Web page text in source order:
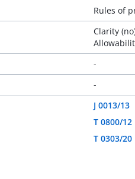
Rules of
Clarity
-
-
J 0013/13
T 0800/12
T 0303/20